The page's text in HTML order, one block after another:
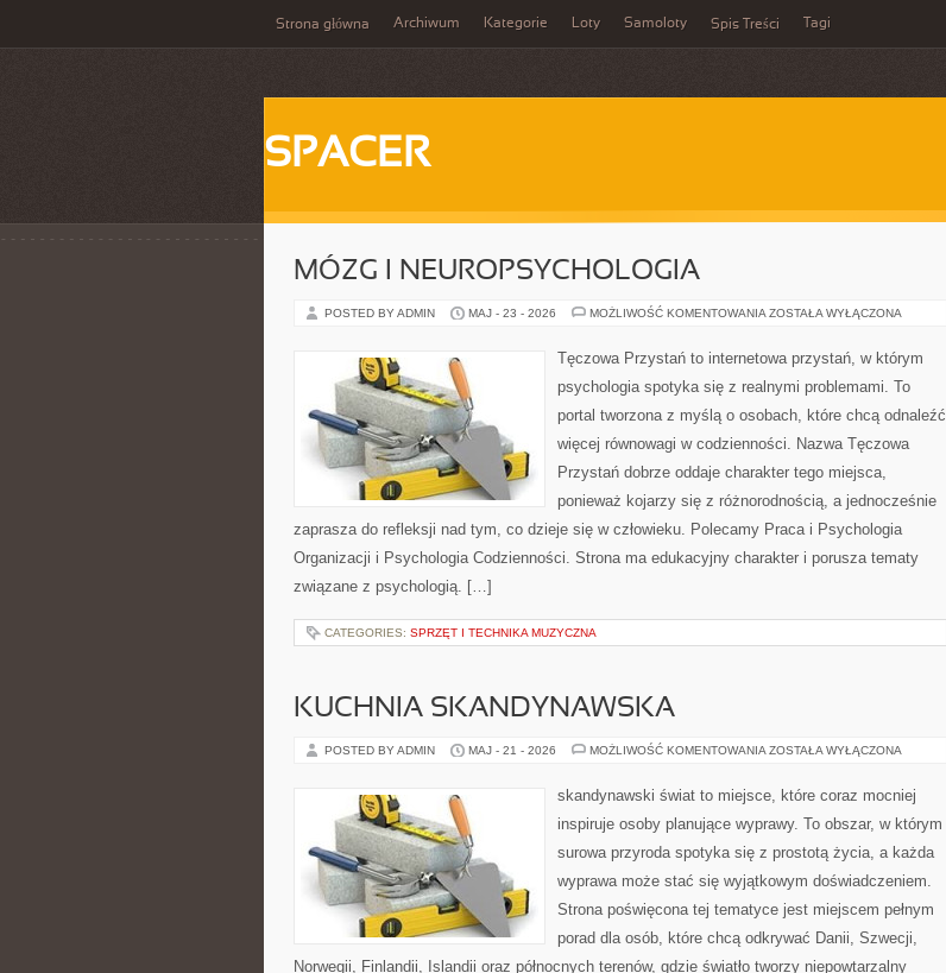
Strona główna Archiwum Kategorie Loty Samoloty Spis Treści Tagi
SPACER
MÓZG I NEUROPSYCHOLOGIA
POSTED BY ADMIN MAJ - 23 - 2026 MOŻLIWOŚĆ KOMENTOWANIA MÓZG
ZOSTAŁA WYŁĄCZONA
Tęczowa Przystań to internetowa przystań, w którym
psychologia spotyka się z realnymi problemami. To
portal tworzona z myślą o osobach, które chcą odnaleźć
więcej równowagi w codzienności. Nazwa Tęczowa
Przystań dobrze oddaje charakter tego miejsca,
ponieważ kojarzy się z różnorodnością, a jednocześnie
zaprasza do refleksji nad tym, co dzieje się w człowieku. Polecamy Praca i Psychologia
Organizacji i Psychologia Codzienności. Strona ma edukacyjny charakter i porusza tematy
związane z psychologią. […]
CATEGORIES: SPRZĘT I TECHNIKA MUZYCZNA
KUCHNIA SKANDYNAWSKA
POSTED BY ADMIN MAJ - 21 - 2026 MOŻLIWOŚĆ KOMENTOWANIA KUCHNIA
ZOSTAŁA WYŁĄCZONA
skandynawski świat to miejsce, które coraz mocniej
inspiruje osoby planujące wyprawy. To obszar, w którym
surowa przyroda spotyka się z prostotą życia, a każda
wyprawa może stać się wyjątkowym doświadczeniem.
Strona poświęcona tej tematyce jest miejscem pełnym
porad dla osób, które chcą odkrywać Danii, Szwecji,
Norwegii, Finlandii, Islandii oraz północnych terenów, gdzie światło tworzy niepowtarzalny